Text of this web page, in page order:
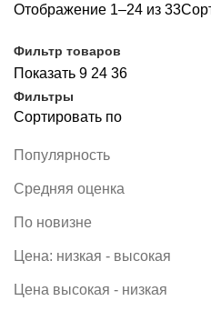
Отображение 1–24 из 33
Фильтр товаров
Показать 9 24 36
Фильтры
Сортировать по
Популярность
Средняя оценка
По новизне
Цена: низкая - высокая
Цена высокая - низкая